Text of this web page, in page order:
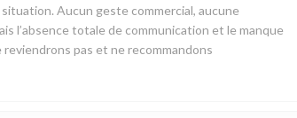
Aucun geste commercial, aucune
l’absence totale de communication et le manque
pas et ne recommandons